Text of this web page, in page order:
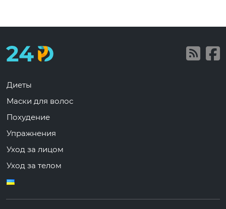
Диеты
Маски для волос
Похудение
Упражнения
Уход за лицом
Уход за телом